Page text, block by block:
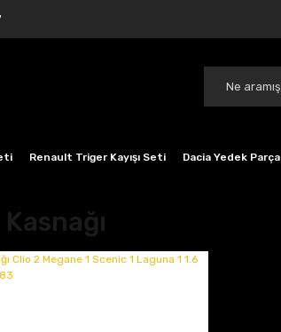
Renault Triger Kayışı Seti Dacia Yedek Parça